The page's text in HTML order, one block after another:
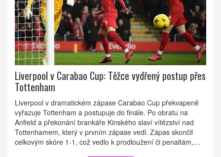
Liverpool v Carabao Cup: Těžce vydřený postup přes
Tottenham
Liverpool v dramatickém zápase Carabao Cup překvapeně
vyřazuje Tottenham a postupuje do finále. Po obratu na
Anfield a překonání brankáře Kinského slaví vítězství nad
Tottenhamem, který v prvním zápase vedl. Zápas skončil
celkovým skóre 1-1, což vedlo k prodloužení či penaltám,